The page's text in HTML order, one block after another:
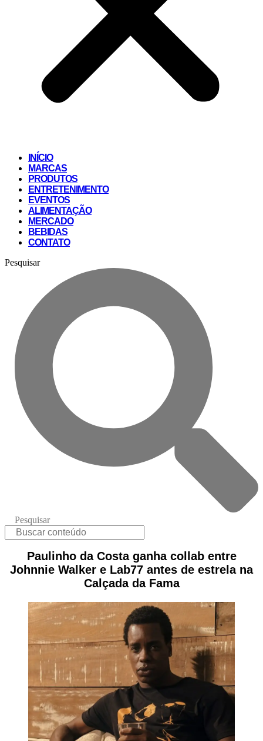
INÍCIO
MARCAS
PRODUTOS
ENTRETENIMENTO
EVENTOS
ALIMENTAÇÃO
MERCADO
BEBIDAS
CONTATO
Pesquisar
Pesquisar
Paulinho da Costa ganha collab entre
Johnnie Walker e Lab77 antes de estrela na
Calçada da Fama